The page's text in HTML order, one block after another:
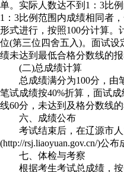
单。实际人数达不到1：3比
1：3比例范围内成绩相同者
形式进行，按照100分计算。
位(第三位四舍五入)。面试设
绩未达到最低合格分数线的报
(二)总成绩计算
总成绩满分为100分，由笔
笔试成绩按40%折算，面试
线60分，未达到及格分数线
六、成绩公布
考试结束后，在辽源市人
(http://rsj.liaoyuan.gov.cn/)公布
七、体检与考察
根据考生考试总成绩，按